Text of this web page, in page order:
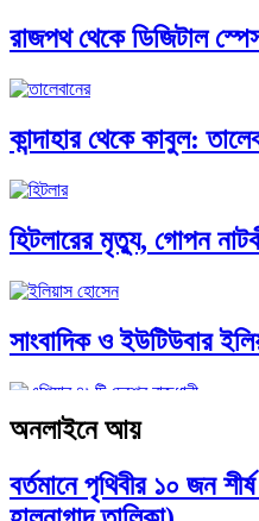
পৃথিবীতে বর্তমানে মোট
এশিয়ান সেঞ্চুরির দ্বৈরথ:
রাজপথ থেকে ডিজিটাল
কান্দাহার থেকে কাবুল:
হিটলারের মৃত্যু, গোপন
সাংবাদিক ও ইউটিউবার
আন্তর্জাতিক প্রতিবেদন:
অনলাইনে আয়
বর্তমানে পৃথিবীর ১০ জন